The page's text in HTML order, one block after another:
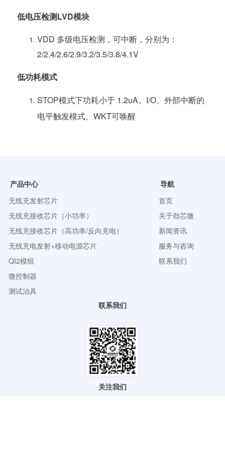
低电压检测LVD模块
VDD 多级电压检测，可中断，分别为：
2/2.4/2.6/2.9/3.2/3.5/3.8/4.1V
低功耗模式
STOP模式下功耗小于 1.2uA。I/O、外部中断的
电平触发模式、WKT可唤醒
产品中心
无线充发射芯片
无线充接收芯片（小功率）
无线充接收芯片（高功率/反向充电）
无线充电发射+移动电源芯片
QI2模组
微控制器
测试治具
导航
首页
关于劲芯微
新闻资讯
服务与咨询
联系我们
联系我们
关注我们